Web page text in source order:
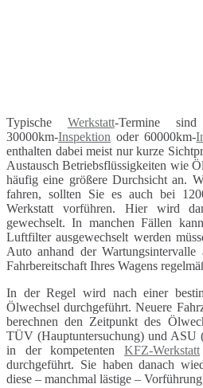
Typische Werkstatt-Termine
30000km-Inspektion oder 60000km-
enthalten dabei meist nur kurze
Austausch Betriebsflüssigkeiten wie
häufig eine größere Durchsicht an.
fahren, sollten Sie es auch bei
Werkstatt vorführen. Hier wird
gewechselt. In manchen Fällen
Luftfilter ausgewechselt werden
Auto anhand der Wartungsintervalle
Fahrbereitschaft Ihres Wagens
In der Regel wird nach einer
Ölwechsel durchgeführt. Neuere
berechnen den Zeitpunkt des
TÜV (Hauptuntersuchung) und ASU
in der kompetenten KFZ-Werkstatt
durchgeführt. Sie haben danach
diese – manchmal lästige –